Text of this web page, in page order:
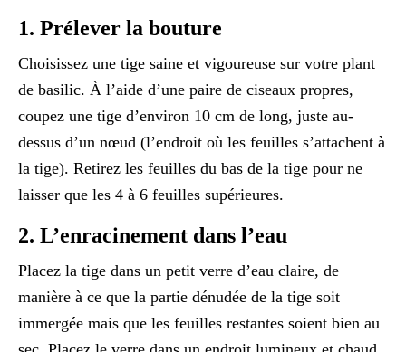
1. Prélever la bouture
Choisissez une tige saine et vigoureuse sur votre plant
de basilic. À l’aide d’une paire de ciseaux propres,
coupez une tige d’environ 10 cm de long, juste au-
dessus d’un nœud (l’endroit où les feuilles s’attachent à
la tige). Retirez les feuilles du bas de la tige pour ne
laisser que les 4 à 6 feuilles supérieures.
2. L’enracinement dans l’eau
Placez la tige dans un petit verre d’eau claire, de
manière à ce que la partie dénudée de la tige soit
immergée mais que les feuilles restantes soient bien au